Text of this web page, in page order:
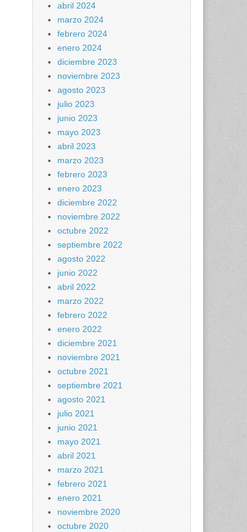
abril 2024
marzo 2024
febrero 2024
enero 2024
diciembre 2023
noviembre 2023
agosto 2023
julio 2023
junio 2023
mayo 2023
abril 2023
marzo 2023
febrero 2023
enero 2023
diciembre 2022
noviembre 2022
octubre 2022
septiembre 2022
agosto 2022
junio 2022
abril 2022
marzo 2022
febrero 2022
enero 2022
diciembre 2021
noviembre 2021
octubre 2021
septiembre 2021
agosto 2021
julio 2021
junio 2021
mayo 2021
abril 2021
marzo 2021
febrero 2021
enero 2021
noviembre 2020
octubre 2020